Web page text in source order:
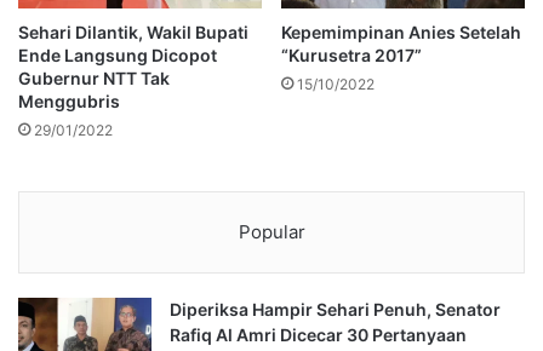
Sehari Dilantik, Wakil Bupati
Ende Langsung Dicopot
Gubernur NTT Tak
Menggubris
29/01/2022
Kepemimpinan Anies Setelah
“Kurusetra 2017”
15/10/2022
Popular
Diperiksa Hampir Sehari Penuh, Senator
Rafiq Al Amri Dicecar 30 Pertanyaan